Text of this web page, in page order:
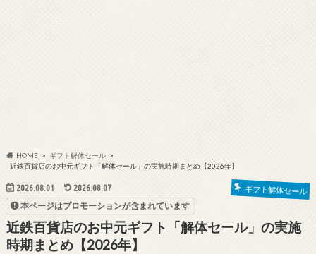
HOME
ギフト解体セール
近鉄百貨店のお中元ギフト「解体セール」の実施時期まとめ【2026年】
2026.08.01 2026.08.07 ギフト解体セール
本ページはプロモーションが含まれています
近鉄百貨店のお中元ギフト「解体セール」の実施
時期まとめ【2026年】